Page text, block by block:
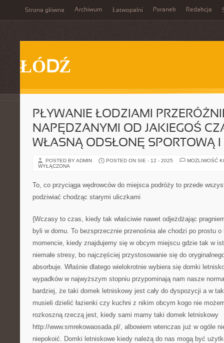
Strona główna Archiwum Łatwopalni Poranek Redakcja
ŁÓDŹ
PŁYWANIE ŁODZIAMI
NAPĘDZANYMI OD JAKIEGOŚ
WŁASNĄ ODSŁONĘ SPORTOWĄ I
POSTED BY ADMIN POSTED ON SIE - 12 - 2025
MOŻLIWOŚĆ
WYŁĄCZONA
To, co przyciąga wędrowców do miejsca podróży to przede
podziwiać chodząc starymi uliczkami
{Wczasy to czas, kiedy tak właściwie nawet odjeżdżając
byli w domu. To bezsprzecznie przenośnia ale chodzi po prostu
momencie, kiedy znajdujemy się w obcym miejscu gdzie tak w
niemałe stresy, bo najczęściej przystosowanie się do
absorbuje. Właśnie dlatego wielokrotnie wybiera się domki
wypadków w najwyższym stopniu przypominają nam nasze
bardziej, że taki domek letniskowy jest cały do dyspozycji a w
musieli dzielić łazienki czy kuchni z nikim obcym kogo nie
rozkoszną rzeczą jest, kiedy sami mamy taki domek letniskowy
http://www.smrekowaosada.pl/, albowiem wtenczas już w ogóle
niepokoić. Domki letniskowe kiedy należą do nas mogą być